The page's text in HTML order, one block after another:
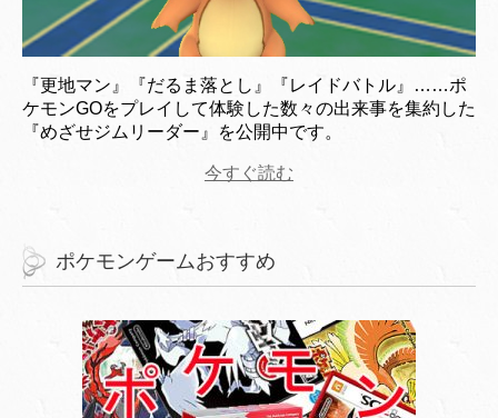
『更地マン』『だるま落とし』『レイドバトル』……ポ
ケモンGOをプレイして体験した数々の出来事を集約した
『めざせジムリーダー』を公開中です。
今すぐ読む
ポケモンゲームおすすめ